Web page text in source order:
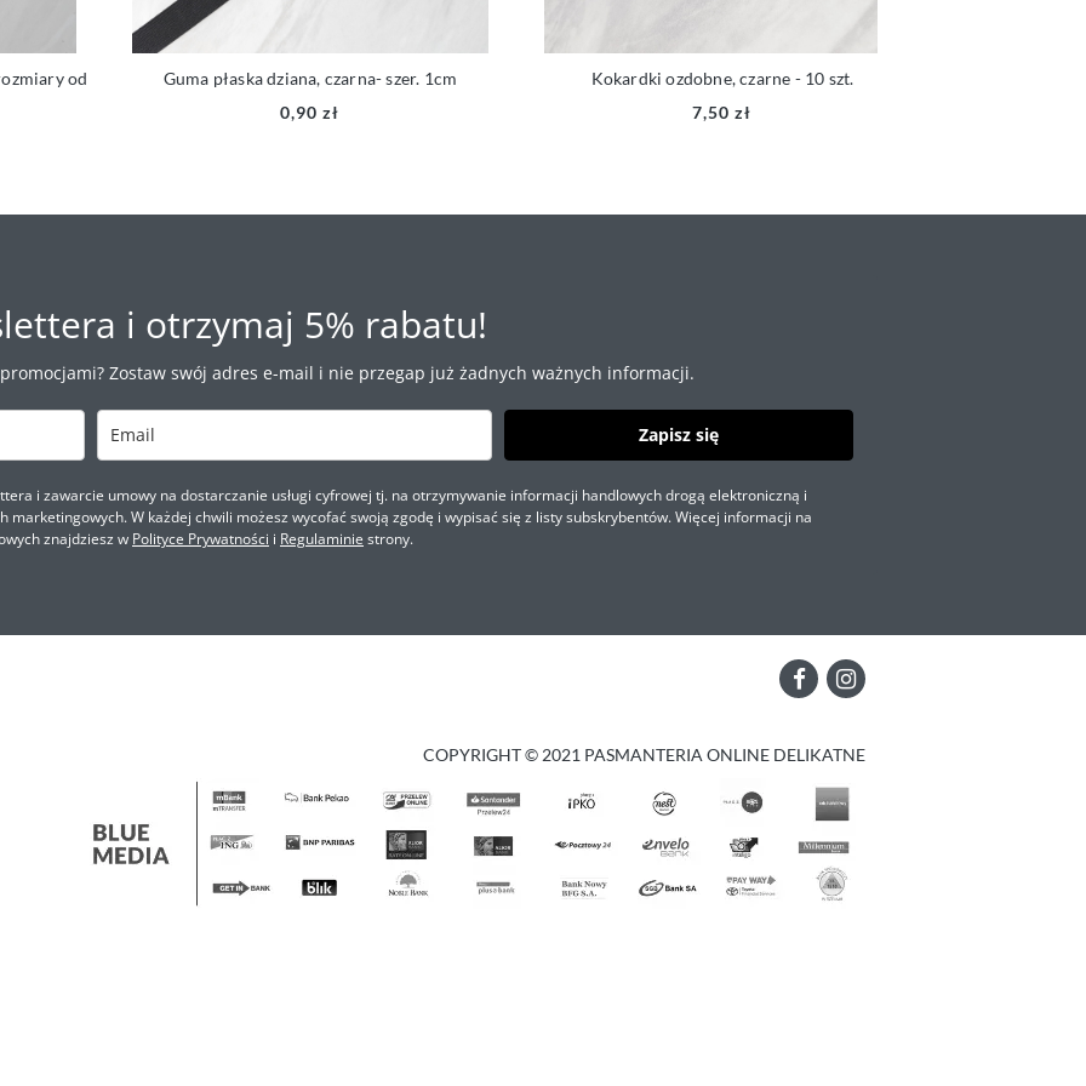
od
Guma płaska dziana, czarna- szer. 1cm
0,90 zł
Kokardki ozdobne, czarne - 10 szt.
7,50 zł
i otrzymaj 5% rabatu!
Zostaw swój adres e-mail i nie przegap już żadnych ważnych informacji.
Zapisz się
i zawarcie umowy na dostarczanie usługi cyfrowej tj. na otrzymywanie informacji handlowych drogą elektroniczną i
marketingowych. W każdej chwili możesz wycofać swoją zgodę i wypisać się z listy subskrybentów. Więcej informacji na
znajdziesz w Polityce Prywatności i Regulaminie strony.
COPYRIGHT © 2021 PASMANTERIA ONLINE DELIKATNE